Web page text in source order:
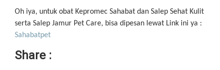
Oh iya, untuk obat Kepromec Sahabat dan Salep Sehat Kulit
serta Salep Jamur Pet Care, bisa dipesan lewat Link ini ya :
Sahabatpet
Share :